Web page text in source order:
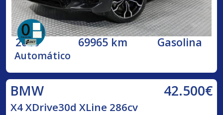
2020 69965 km Gasolina
Automático
BMW 42.500€
X4 XDrive30d XLine 286cv